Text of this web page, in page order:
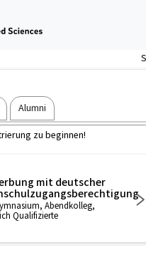
Alumni
zu beginnen!
mit deutscher
Abendkolleg,
Qualifizierte